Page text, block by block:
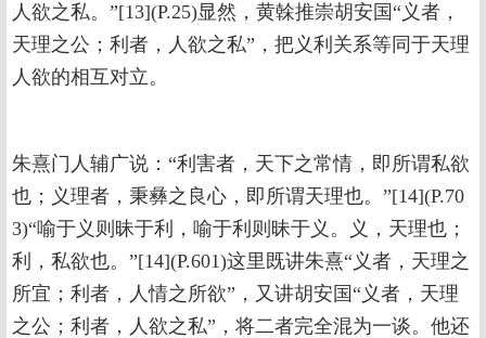
人欲之私。”[13](P.25)显然，黄榦推崇胡安国“义者，
天理之公；利者，人欲之私”，把义利关系等同于天理
人欲的相互对立。
朱熹门人辅广说：“利害者，天下之常情，即所谓私欲
也；义理者，秉彝之良心，即所谓天理也。”[14](P.70
3)“喻于义则昧于利，喻于利则昧于义。义，天理也；
利，私欲也。”[14](P.601)这里既讲朱熹“义者，天理之
所宜；利者，人情之所欲”，又讲胡安国“义者，天理
之公；利者，人欲之私”，将二者完全混为一谈。他还